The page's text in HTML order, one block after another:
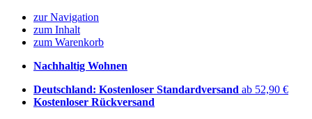
zur Navigation
zum Inhalt
zum Warenkorb
Nachhaltig Wohnen
Deutschland: Kostenloser Standardversand ab 52,90 €
Kostenloser Rückversand